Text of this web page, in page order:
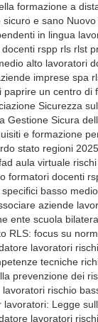
formazione a
e sano
in lingua
rspp rls rlst
alto lavoratori
imprese spa
paprire un centro di
Sicurezza
Gestione Sicura
e formazione
stato regioni
aula virtuale
formatori docenti
basso
aziende
ente scuola
RLS: focus su
lavoratori
tecniche
prevenzione dei
rischio
Legge
lavoratori